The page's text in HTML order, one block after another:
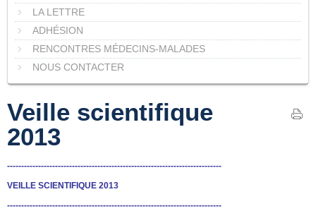
LA LETTRE
ADHÉSION
RENCONTRES MÉDECINS-MALADES
NOUS CONTACTER
Veille scientifique
2013
----------------------------------------------------------------------------
VEILLE SCIENTIFIQUE 2013
----------------------------------------------------------------------------